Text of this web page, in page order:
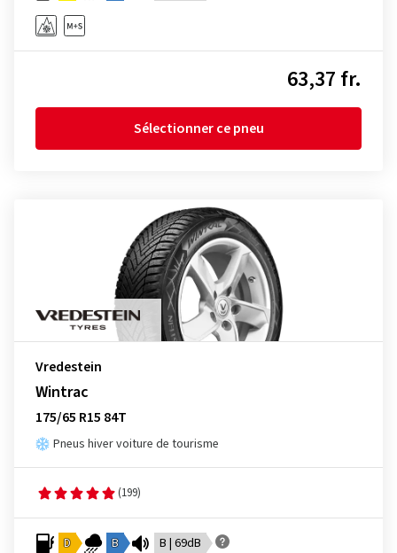
63,37 fr.
Sélectionner ce pneu
Vredestein
Wintrac
175/65 R15 84T
Pneus hiver voiture de tourisme
(199)
D B B | 69dB